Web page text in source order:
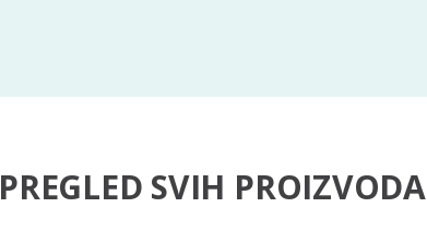
PREGLED SVIH PROIZVODA